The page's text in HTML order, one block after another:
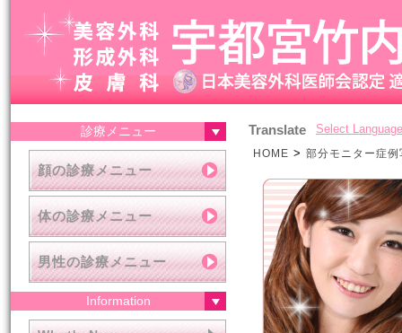
診療メニュー
顔の診療メニュー
体の診療メニュー
男性の診療メニュー
Information
Translate Select Language
HOME > 部分モニター症例